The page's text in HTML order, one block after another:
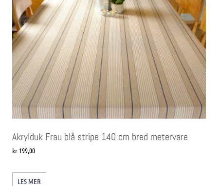
Akrylduk Frau blå stripe 140 cm bred metervare
kr 199,00
LES MER